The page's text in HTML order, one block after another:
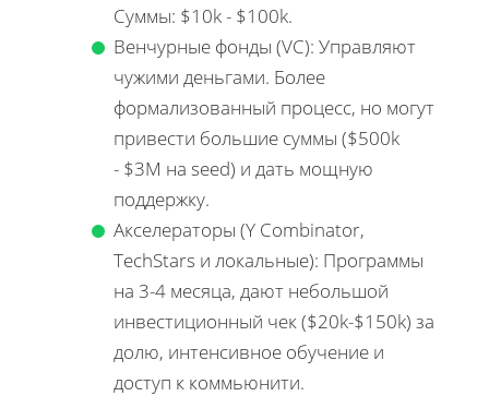
Суммы: $10k - $100k.
Венчурные фонды (VC): Управляют
чужими деньгами. Более
формализованный процесс, но могут
привести большие суммы ($500k
- $3M на seed) и дать мощную
поддержку.
Акселераторы (Y Combinator,
TechStars и локальные): Программы
на 3-4 месяца, дают небольшой
инвестиционный чек ($20k-$150k) за
долю, интенсивное обучение и
доступ к коммьюнити.